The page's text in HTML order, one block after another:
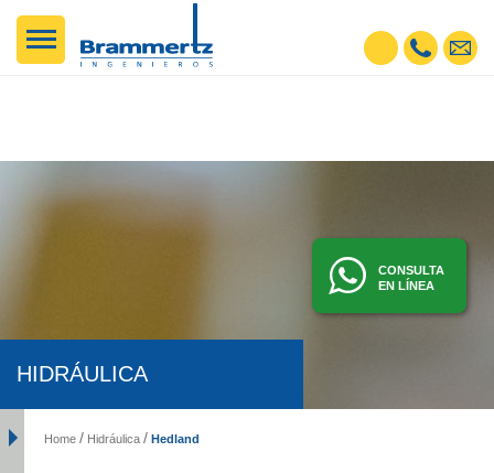
CONSULTA
EN LÍNEA
HIDRÁULICA
Home Hidráulica Hedland